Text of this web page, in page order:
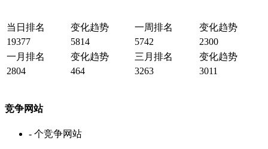
当日排名 变化趋势 一周排名
变化趋势
19377
5814 5742
2300
一月排名
变化趋势 三月排名
变化趋势
2804
464 3263 3011
竞争网站
- 个竞争网站